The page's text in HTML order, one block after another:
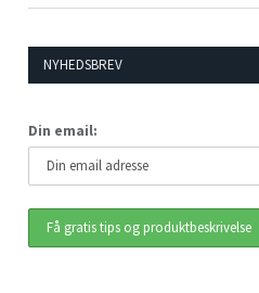
NYHEDSBREV
Din email: